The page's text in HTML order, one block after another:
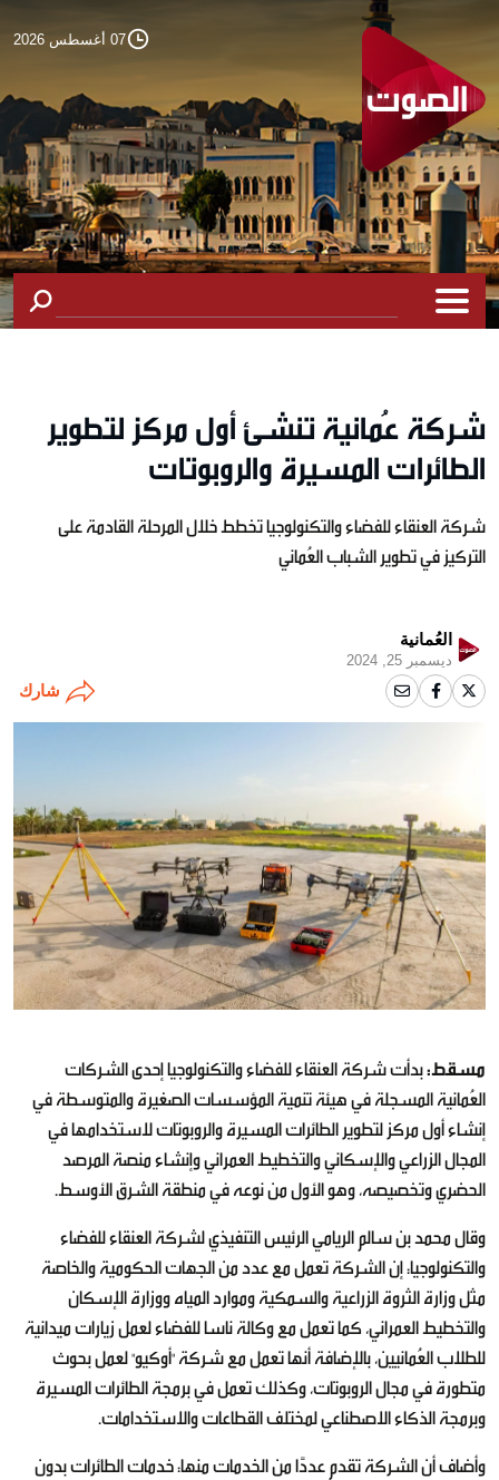
07 أغسطس 2026
شركة عُمانية تنشئ أول مركز لتطوير
الطائرات المسيرة والروبوتات
شركة العنقاء للفضاء والتكنولوجيا تخطط خلال المرحلة القادمة على
التركيز في تطوير الشباب العُماني
العُمانية
ديسمبر 25, 2024
شارك
مسقط:بدأت شركة العنقاء للفضاء والتكنولوجيا إحدى الشركات
العُمانية المسجلة في هيئة تنمية المؤسسات الصغيرة والمتوسطة في
إنشاء أول مركز لتطوير الطائرات المسيرة والروبوتات لاستخدامها في
المجال الزراعي والإسكاني والتخطيط العمراني وإنشاء منصة المرصد
الحضري وتخصيصه، وهو الأول من نوعه في منطقة الشرق الأوسط.
وقال محمد بن سالم الريامي الرئيس التنفيذي لشركة العنقاء للفضاء
والتكنولوجيا: إن الشركة تعمل مع عدد من الجهات الحكومية والخاصة
مثل وزارة الثروة الزراعية والسمكية وموارد المياه ووزارة الإسكان
والتخطيط العمراني، كما تعمل مع وكالة ناسا للفضاء لعمل زيارات ميدانية
للطلاب العُمانيين، بالإضافة أنها تعمل مع شركة "أوكيو" لعمل بحوث
متطورة في مجال الروبوتات، وكذلك تعمل في برمجة الطائرات المسيرة
وبرمجة الذكاء الاصطناعي لمختلف القطاعات والاستخدامات.
وأضاف أن الشركة تقدم عددًا من الخدمات منها: خدمات الطائرات بدون